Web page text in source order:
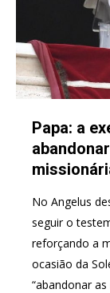
Papa: a
No Angelus
seguir o
reforçando a
ocasião da
“abandonar